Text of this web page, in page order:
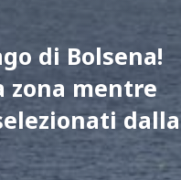
di Bolsena!
zona mentre
dalla